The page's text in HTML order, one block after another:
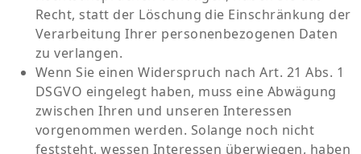
Recht, statt der Löschung die Einschränkung der
Verarbeitung Ihrer personenbezogenen Daten
zu verlangen.
Wenn Sie einen Widerspruch nach Art. 21 Abs. 1
DSGVO eingelegt haben, muss eine Abwägung
zwischen Ihren und unseren Interessen
vorgenommen werden. Solange noch nicht
feststeht, wessen Interessen überwiegen, haben